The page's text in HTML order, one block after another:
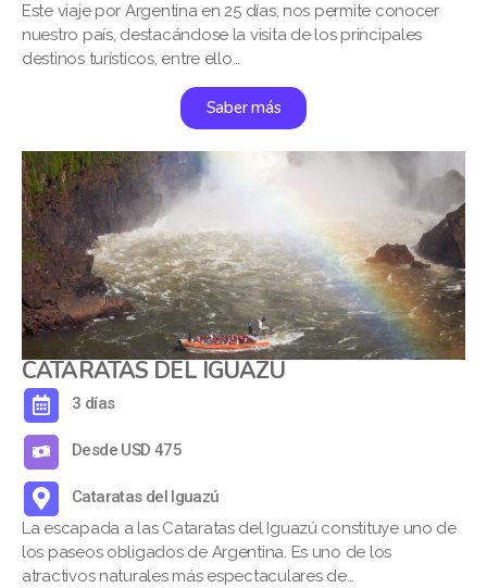
Este viaje por Argentina en 25 días, nos permite conocer
nuestro país, destacándose la visita de los principales
destinos turísticos, entre ello…
Saber más
CATARATAS DEL IGUAZÚ
3 días
Desde USD 475
Cataratas del Iguazú
La escapada a las Cataratas del Iguazú constituye uno de
los paseos obligados de Argentina. Es uno de los
atractivos naturales más espectaculares de…